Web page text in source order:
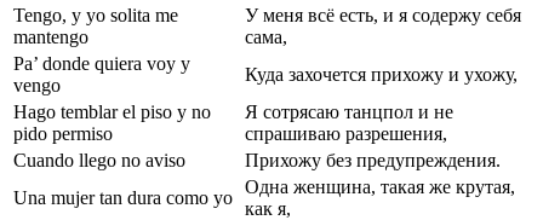
Tengo, y yo solita me
mantengo
У меня всё есть, и я содержу себя
сама,
Pa’ donde quiera voy y
vengo
Куда захочется прихожу и ухожу,
Hago temblar el piso y no
pido permiso
Я сотрясаю танцпол и не
спрашиваю разрешения,
Cuando llego no aviso
Прихожу без предупреждения.
Una mujer tan dura como yo
Одна женщина, такая же крутая,
как я,